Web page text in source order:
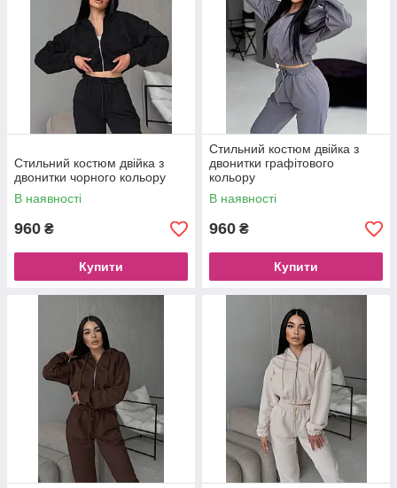
Стильний костюм двійка з
двонитки чорного кольору
В наявності
960 ₴
Купити
Стильний костюм двійка з
двонитки графітового
кольору
В наявності
960 ₴
Купити